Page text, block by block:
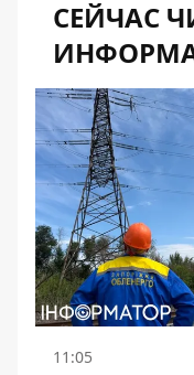
СЕЙЧАС
11:05